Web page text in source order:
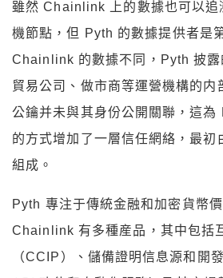
雖然 Chainlink 上的數據也可以
機節點，但 Pyth 的數據提供者是
Chainlink 的數據不同，Pyth 披露
貿易公司、做市商等運營機構的内
公鑰并未與其身份公開關聯，這為
的方式增加了一層信任網絡，最初
組成。
Pyth 專注于傳統金融和加密貨幣
Chainlink 有多種産品，其中包括
（CCIP）、儲備證明信息源和開